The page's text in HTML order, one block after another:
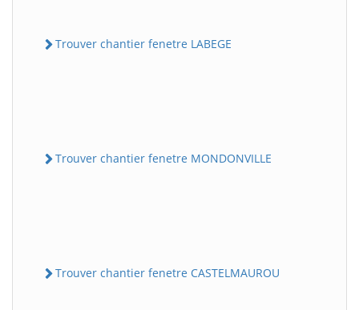
Trouver chantier fenetre LABEGE
Trouver chantier fenetre MONDONVILLE
Trouver chantier fenetre CASTELMAUROU